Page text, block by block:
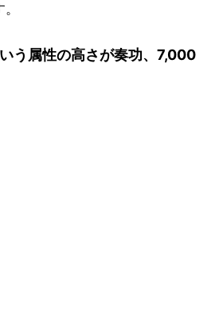
う属性の高さが奏功、7,000